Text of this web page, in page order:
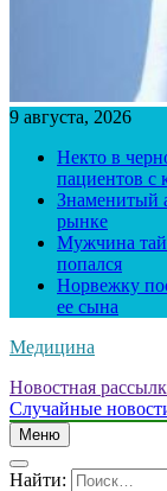
9 августа, 2026
Некто в
пациентов
Знаменитый
рынке
Мужчина
попался
Норвежку
ее сына
Медицина
Новостная
Случайные
Меню
Найти: